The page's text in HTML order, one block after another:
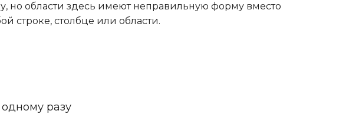
но области здесь имеют неправильную форму вместо
строке, столбце или области.
разу